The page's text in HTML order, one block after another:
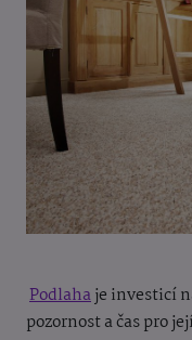
Podlahaje investicí
pozornost a čas pro